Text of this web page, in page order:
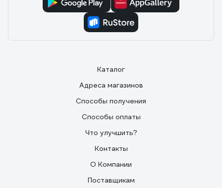
Каталог
Адреса магазинов
Способы получения
Способы оплаты
Что улучшить?
Контакты
О Компании
Поставщикам